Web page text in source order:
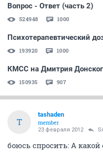
Вопрос - Ответ (часть 2)
524948 1000
Психотерапевтический
193920 1000
КМСС на Дмитрия
150935 907
T
tashaden
member
23 февраля 2012
боюсь спросить: А